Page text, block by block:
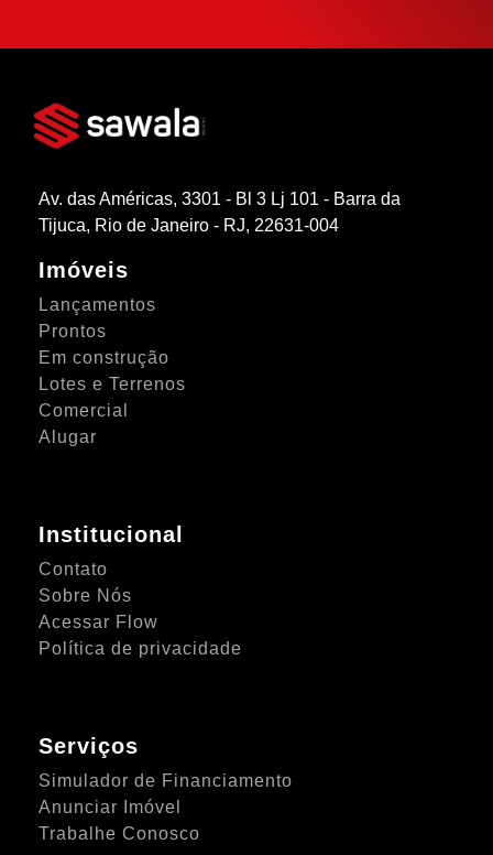
Av. das Américas, 3301 - Bl 3 Lj 101 - Barra da
Tijuca, Rio de Janeiro - RJ, 22631-004
Imóveis
Lançamentos
Prontos
Em construção
Lotes e Terrenos
Comercial
Alugar
Institucional
Contato
Sobre Nós
Acessar Flow
Política de privacidade
Serviços
Simulador de Financiamento
Anunciar Imóvel
Trabalhe Conosco